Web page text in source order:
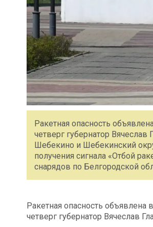
Ракетная опасность
четверг губернатор
Шебекино и Шебекинский
получения сигнала «Отбой
снарядов по Белгородской
Ракетная опасность
четверг губернатор Вячеслав